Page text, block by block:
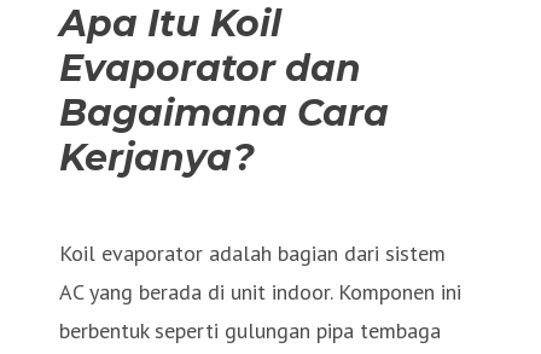
Apa Itu Koil
Evaporator dan
Bagaimana Cara
Kerjanya?
Koil evaporator adalah bagian dari sistem
AC yang berada di unit indoor. Komponen ini
berbentuk seperti gulungan pipa tembaga